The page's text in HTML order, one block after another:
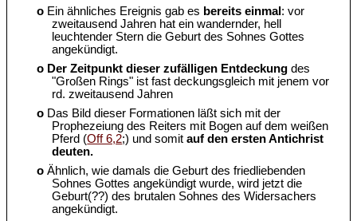
o Ein ähnliches Ereignis gab es bereits einmal : vor
zweitausend Jahren hat ein wandernder, hell
leuchtender Stern die Geburt des Sohnes Gottes
angekündigt.
o Der Zeitpunkt dieser zufälligen Entdeckung des
"Großen Rings" ist fast deckungsgleich mit jenem vor
rd. zweitausend Jahren
o Das Bild dieser Formationen läßt sich mit der
Prophezeiung des Reiters mit Bogen auf dem weißen
Pferd (Off 6,2;) und somitauf den ersten Antichrist
deuten.
o Ähnlich, wie damals die Geburt des friedliebenden
Sohnes Gottes angekündigt wurde, wird jetzt die
Geburt(??) des brutalen Sohnes des Widersachers
angekündigt.